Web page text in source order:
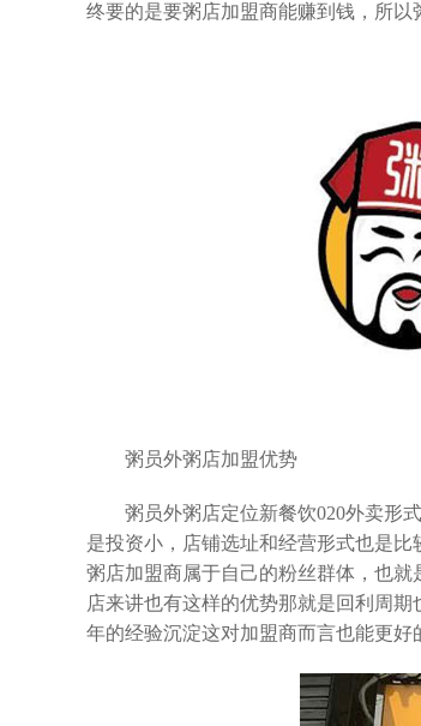
终要的是要粥店加盟商能赚到钱，所以
粥员外粥店加盟优势
粥员外粥店定位新餐饮020外卖形式
是投资小，店铺选址和经营形式也是
粥店加盟商属于自己的粉丝群体，也
店来讲也有这样的优势那就是回利周期
年的经验沉淀这对加盟商而言也能更好